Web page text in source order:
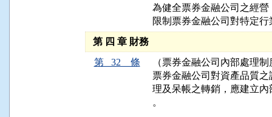
為健全票券金融公司之經
限制票券金融公司對特定
第 四 章 財務
第 32 條
（票券金融公司內部處理
票券金融公司對資產品質
理及呆帳之轉銷，應建立
。